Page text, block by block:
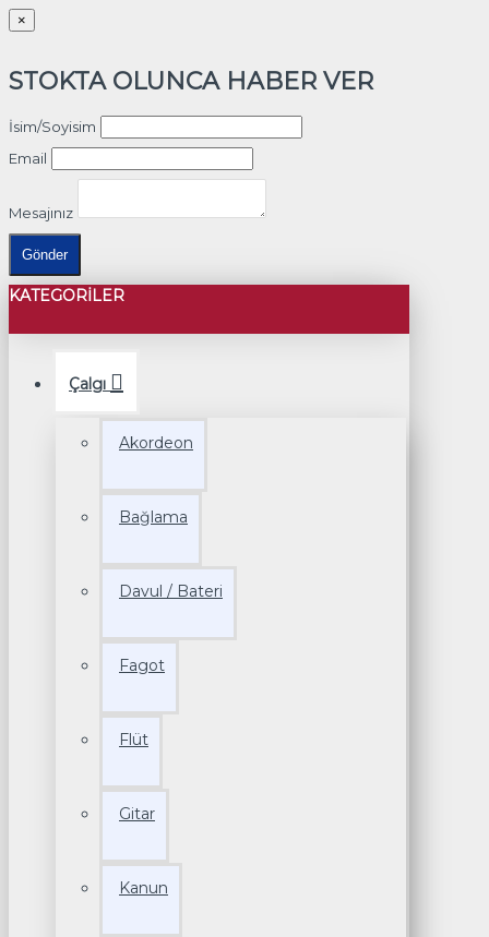
×
STOKTA OLUNCA HABER VER
İsim/Soyisim
Email
Mesajınız
Gönder
KATEGORILER
Çalgı
Akordeon
Bağlama
Davul / Bateri
Fagot
Flüt
Gitar
Kanun